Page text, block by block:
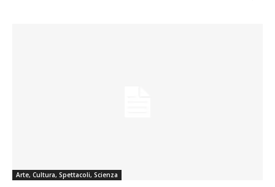
Arte, Cultura, Spettacoli, Scienza